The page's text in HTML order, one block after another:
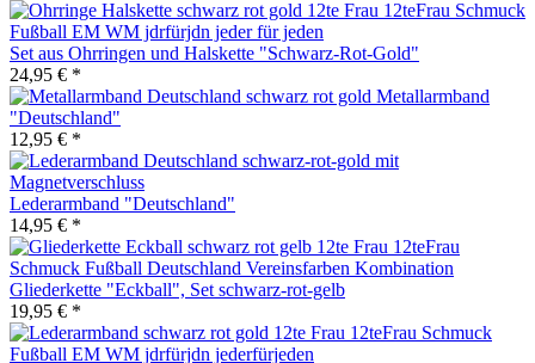
Set aus Ohrringen und Halskette "Schwarz-Rot-Gold"
24,95 € *
Metallarmband
"Deutschland"
12,95 € *
Lederarmband "Deutschland"
14,95 € *
Gliederkette "Eckball", Set schwarz-rot-gelb
19,95 € *